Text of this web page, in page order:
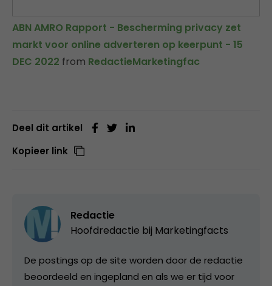
ABN AMRO Rapport - Bescherming privacy zet
markt voor online adverteren op keerpunt - 15
DEC 2022 from RedactieMarketingfac
Deel dit artikel
Kopieer link
Redactie
Hoofdredactie bij Marketingfacts
De postings op de site worden door de redactie
beoordeeld en ingepland en als we er tijd voor